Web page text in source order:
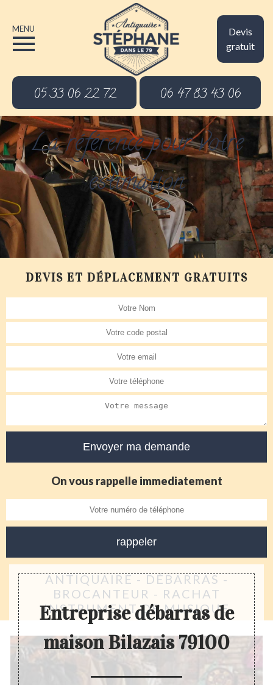
Devis
gratuit
MENU
05 33 06 22 72 06 47 83 43 06
La référence pour votre
estimation
DEVIS ET DÉPLACEMENT GRATUITS
On vous rappelle immediatement
ANTIQUAIRE - DÉBARRAS -
BROCANTEUR - RACHAT
INSTRUMENT DE MUSIQUE
Entreprise débarras de
maison Bilazais 79100